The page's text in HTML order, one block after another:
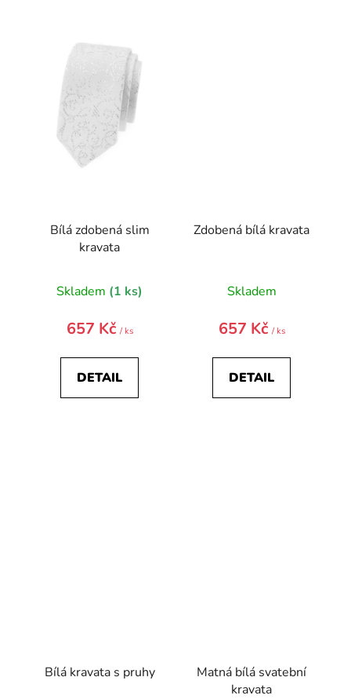
Bílá zdobená slim
kravata
Skladem (1 ks)
657 Kč / ks
DETAIL
Zdobená bílá kravata
Skladem
657 Kč / ks
DETAIL
Bílá kravata s pruhy
Matná bílá svatební
kravata